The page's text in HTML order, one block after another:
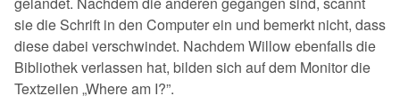
sie die Schrift in den Computer ein und bemerkt nicht, dass
diese dabei verschwindet. Nachdem Willow ebenfalls die
Bibliothek verlassen hat, bilden sich auf dem Monitor die
Textzeilen „Where am I?”.